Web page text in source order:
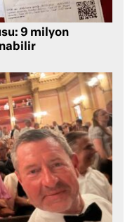
9 milyon